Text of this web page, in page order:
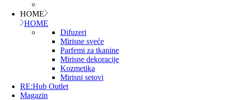
HOME
HOME
Difuzeri
Mirisne sveće
Parfemi za tkanine
Mirisne dekoracije
Kozmetika
Mirisni setovi
RE:Hub Outlet
Magazin